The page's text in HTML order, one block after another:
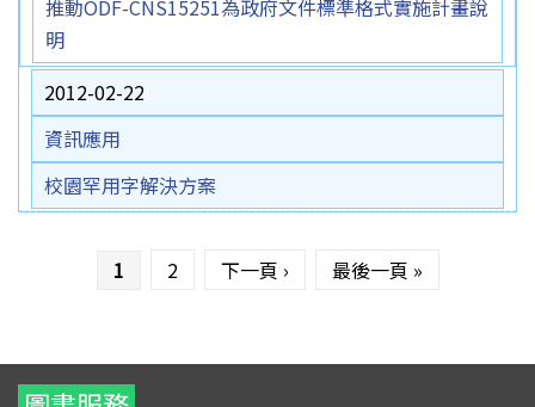
推動ODF-CNS15251為政府文件標準格式實施計畫說
明
2012-02-22
資訊應用
校園罕用字解決方案
1 2 下一頁 › 最後一頁 »